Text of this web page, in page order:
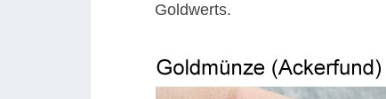
Goldwerts.